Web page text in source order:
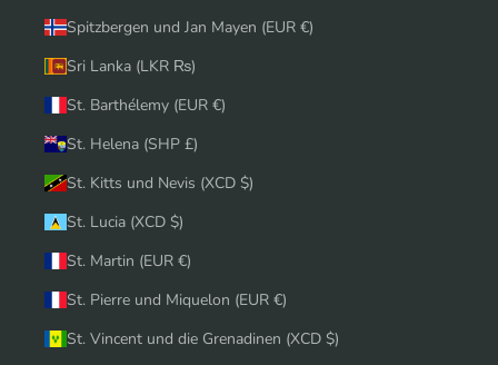
Spitzbergen und Jan Mayen (EUR €)
Sri Lanka (LKR ₨)
St. Barthélemy (EUR €)
St. Helena (SHP £)
St. Kitts und Nevis (XCD $)
St. Lucia (XCD $)
St. Martin (EUR €)
St. Pierre und Miquelon (EUR €)
St. Vincent und die Grenadinen (XCD $)